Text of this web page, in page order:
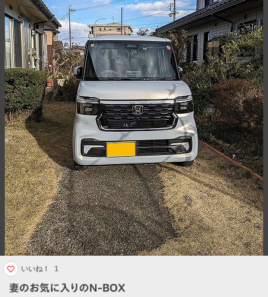
妻のお気に入りのN-BOX
いいね！ 1